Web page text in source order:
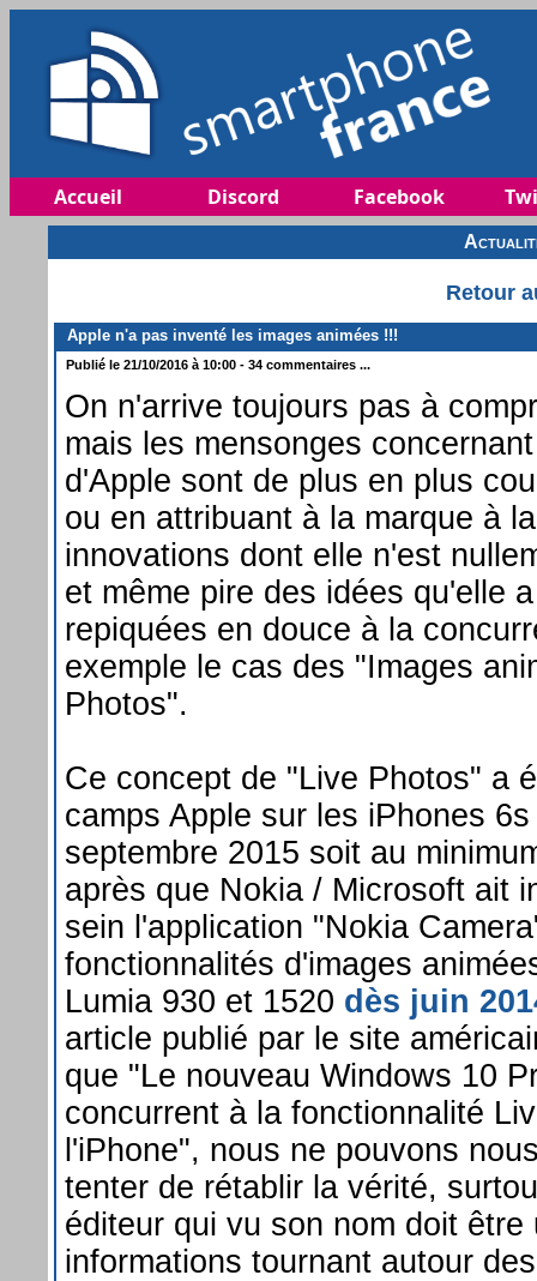
Accueil Discord Facebook
Retour
Apple n'a pas inventé les images animées !!!
Publié le 21/10/2016 à 10:00 - 34 commentaires ...
On n'arrive toujours pas à
mais les mensonges
d'Apple sont de plus en plus
ou en attribuant à la marque à
innovations dont elle n'est
et même pire des idées qu'elle
repiquées en douce à la
exemple le cas des "Images
Photos".
Ce concept de "Live Photos" a
camps Apple sur les iPhones
septembre 2015 soit au
après que Nokia / Microsoft ait
sein l'application "Nokia
fonctionnalités d'images
Lumia 930 et 1520 dès juin
article publié par le site
que "Le nouveau Windows 10
concurrent à la fonctionnalité
l'iPhone", nous ne pouvons
tenter de rétablir la vérité,
éditeur qui vu son nom doit
informations tournant autour